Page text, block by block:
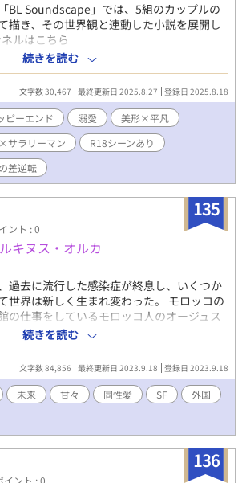
BL Soundscape」では、5組のカップルの
描き、その世界観と連動した小説を展開し
ルはこちら
@bontenmaru-z1v 『陽翔×悠真
Six Years Apart, One Promise」 6歳差の
って再び惹かれ合う。 高科陽翔——23歳。
走り回り、時にはモデルとしてレンズに映
あり、年下ながら生活力を持つ。 肥後悠真
を任され、堅実に生きてきた社会人。 そ
は、もう「弟」ではなく、一人の男となっ
代の関係が逆転し、踏み越えてはいけない
いう「現実」に怯えながらも、互いの温
。 不器用に重なり合う二人が選ぶ未来は、
とリンクした「6年分の距離 — Six Years
ASnYC7mPXEU 2話とリンクした
at the Crosswalk」
続きを読む
文字数 30,467 最終更新日 2025.8.27 登録日 2025.8.18
ピーエンド 溺愛
美形×平凡
サラリーマン
R18シーンあり
差逆転
135
ント : 0
キヌス・オルカ
過去に流行した感染症が終息し、いくつか
世界は新しく生まれ変わった。 モロッコの
の仕事をしているモロッコ人のオージュス
忙しかった。映画会社の社長のエネウィル
いた。モロッコは同性愛が禁じられている
ネウィルが同性カップルであるのを知られ
れていた。 エッサウィラの映画館に人気漫
キヌス・オルカ」のアニメ映画をエッサウ
て欲しいと依頼された。 オージュスたち
に興味を抱き、さっそく上映に向けて準備
よ「クレイジー！オルキヌス・オルカ」の
は大成功をおさめたが、その映画に出てく
化して観客たちに襲い掛かってきた。 パニ
続きを読む
文字数 84,856 最終更新日 2023.9.18 登録日 2023.9.18
未来 甘々 同性愛 SF
外国
136
イント : 0